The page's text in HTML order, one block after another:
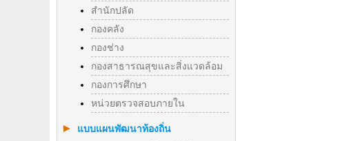
สำนักปลัด
กองคลัง
กองช่าง
กองสาธารณสุขและสิ่งแวดล้อม
กองการศึกษา
หน่วยตรวจสอบภายใน
แบบแผนพัฒนาท้องถิ่น